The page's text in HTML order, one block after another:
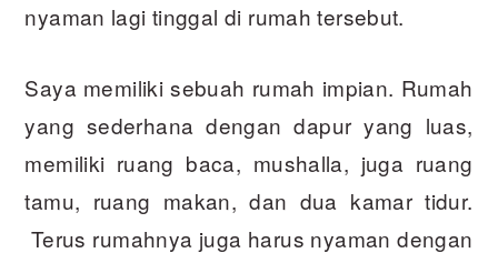
nyaman lagi tinggal di rumah tersebut.
Saya memiliki sebuah rumah impian. Rumah
yang sederhana dengan dapur yang luas,
memiliki ruang baca, mushalla, juga ruang
tamu, ruang makan, dan dua kamar tidur.
Terus rumahnya juga harus nyaman dengan